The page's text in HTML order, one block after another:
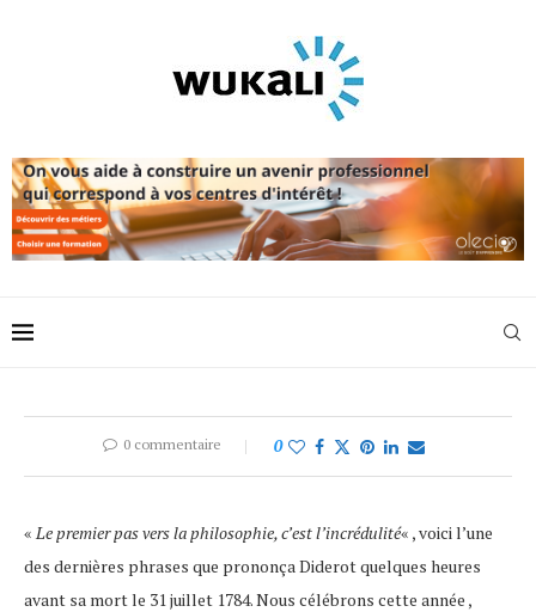
0 commentaire 0
« Le premier pas vers la philosophie, c’est l’incrédulité« , voici l’une
des dernières phrases que prononça Diderot quelques heures
avant sa mort le 31 juillet 1784. Nous célébrons cette année ,